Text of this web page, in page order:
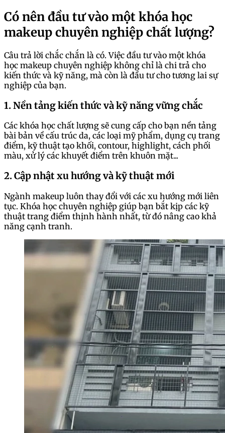
Có nên đầu tư vào một khóa học
makeup chuyên nghiệp chất lượng?
Câu trả lời chắc chắn là có. Việc đầu tư vào một khóa
học makeup chuyên nghiệp không chỉ là chi trả cho
kiến thức và kỹ năng, mà còn là đầu tư cho tương lai sự
nghiệp của bạn.
1. Nền tảng kiến thức và kỹ năng vững chắc
Các khóa học chất lượng sẽ cung cấp cho bạn nền tảng
bài bản về cấu trúc da, các loại mỹ phẩm, dụng cụ trang
điểm, kỹ thuật tạo khối, contour, highlight, cách phối
màu, xử lý các khuyết điểm trên khuôn mặt...
2. Cập nhật xu hướng và kỹ thuật mới
Ngành makeup luôn thay đổi với các xu hướng mới liên
tục. Khóa học chuyên nghiệp giúp bạn bắt kịp các kỹ
thuật trang điểm thịnh hành nhất, từ đó nâng cao khả
năng cạnh tranh.